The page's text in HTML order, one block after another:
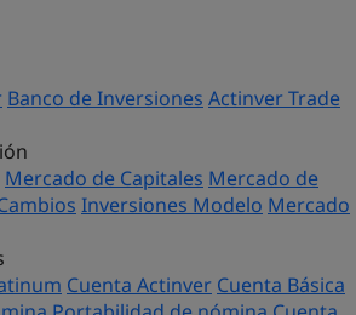
Banco de Inversiones Actinver Trade
Mercado de Capitales Mercado de
Inversiones Modelo Mercado
Cuenta Actinver Cuenta Básica